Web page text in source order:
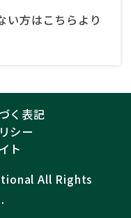
い方はこちらより
く表記
シー
ト
All Rights